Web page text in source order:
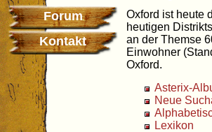
Forum
Kontakt
Oxford ist heute
heutigen
an der Themse
Einwohner
Oxford.
Asterix-
Neue
Lexikon